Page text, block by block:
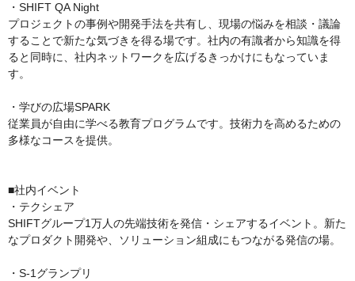
・SHIFT QA Night
プロジェクトの事例や開発手法を共有し、現場の悩みを相談・議論
することで新たな気づきを得る場です。社内の有識者から知識を得
ると同時に、社内ネットワークを広げるきっかけにもなっていま
す。
・学びの広場SPARK
従業員が自由に学べる教育プログラムです。技術力を高めるための
多様なコースを提供。
■社内イベント
・テクシェア
SHIFTグループ1万人の先端技術を発信・シェアするイベント。新た
なプロダクト開発や、ソリューション組成にもつながる発信の場。
・S-1グランプリ